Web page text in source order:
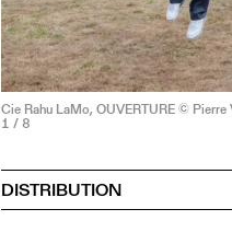
Cie Rahu LaMo, OUVERTURE © Pierre
1 / 8
DISTRIBUTION